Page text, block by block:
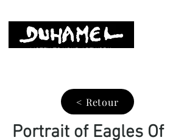
LISTEN TO YOUR ARTWORK
< Retour
Portrait of Eagles Of